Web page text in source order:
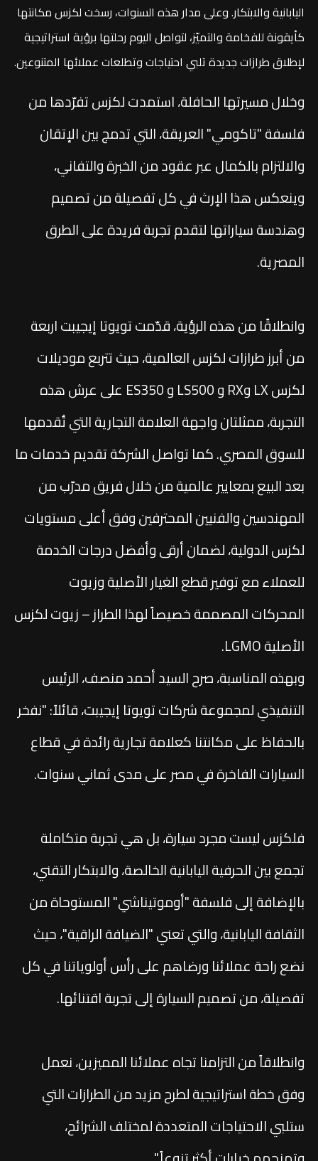
اليابانية والابتكار. وعلى مدار هذه السنوات، رسخت لكزس مكانتها
كأيقونة للفخامة والتميّز، لتواصل اليوم رحلتها برؤية استراتيجية
لإطلاق طرازات جديدة تلبي احتياجات وتطلعات عملائها المتنوعين.
وخلال مسيرتها الحافلة، استمدت لكزس تفرّدها من
فلسفة "تاكومي" العريقة، التي تدمج بين الإتقان
والالتزام بالكمال عبر عقود من الخبرة والتفاني،
وينعكس هذا الإرث في كل تفصيلة من تصميم
وهندسة سياراتها لتقدم تجربة فريدة على الطرق
المصرية.
وانطلاقًا من هذه الرؤية، قدّمت تويوتا إيجيبت اربعة
من أبرز طرازات لكزس العالمية، حيث تتربع موديلات
لكزس LX وRX و LS500 و ES350 على عرش هذه
التجربة، ممثلتان واجهة العلامة التجارية التي تُقدمها
للسوق المصري. كما تواصل الشركة تقديم خدمات ما
بعد البيع بمعايير عالمية من خلال فريق مدرّب من
المهندسين والفنيين المحترفين وفق أعلى مستويات
لكزس الدولية، لضمان أرقى وأفضل درجات الخدمة
للعملاء مع توفير قطع الغيار الأصلية وزيوت
المحركات المصممة خصيصاً لهذا الطراز – زيوت لكزس
الأصلية LGMO.
وبهذه المناسبة، صرح السيد أحمد منصف، الرئيس
التنفيذي لمجموعة شركات تويوتا إيجيبت، قائلاً: "نفخر
بالحفاظ على مكانتنا كعلامة تجارية رائدة في قطاع
السيارات الفاخرة في مصر على مدى ثماني سنوات.
فلكزس ليست مجرد سيارة، بل هي تجربة متكاملة
تجمع بين الحرفية اليابانية الخالصة، والابتكار التقني،
بالإضافة إلى فلسفة "أوموتيناشي" المستوحاة من
الثقافة اليابانية، والتي تعني "الضيافة الراقية"، حيث
نضع راحة عملائنا ورضاهم على رأس أولوياتنا في كل
تفصيلة، من تصميم السيارة إلى تجربة اقتنائها.
وانطلاقاً من التزامنا تجاه عملائنا المميزين، نعمل
وفق خطة استراتيجية لطرح مزيد من الطرازات التي
ستلبي الاحتياجات المتعددة لمختلف الشرائح،